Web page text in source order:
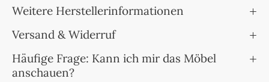
Weitere Herstellerinformationen
Versand & Widerruf
Häufige Frage: Kann ich mir das Möbel
anschauen?